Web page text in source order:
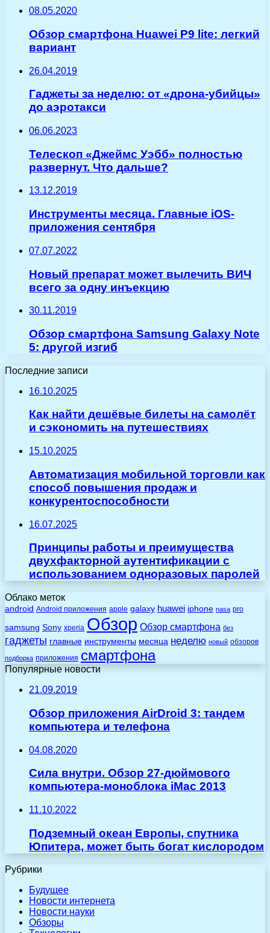
08.05.2020
Обзор смартфона Huawei P9 lite: легкий
вариант
26.04.2019
Гаджеты за неделю: от «дрона-убийцы»
до аэротакси
06.06.2023
Телескоп «Джеймс Уэбб» полностью
развернут. Что дальше?
13.12.2019
Инструменты месяца. Главные iOS-
приложения сентября
07.07.2022
Новый препарат может вылечить ВИЧ
всего за одну инъекцию
30.11.2019
Обзор смартфона Samsung Galaxy Note
5: другой изгиб
Последние записи
16.10.2025
Как найти дешёвые билеты на самолёт
и сэкономить на путешествиях
15.10.2025
Автоматизация мобильной торговли как
способ повышения продаж и
конкурентоспособности
16.07.2025
Принципы работы и преимущества
двухфакторной аутентификации с
использованием одноразовых паролей
Облако меток
android Android приложения apple galaxy huawei iphone nasa pro
samsung Sony xperia Обзор Обзор смартфона без
гаджеты главные инструменты месяца неделю новый обзоров
подборка приложения смартфона
Популярные новости
21.09.2019
Обзор приложения AirDroid 3: тандем
компьютера и телефона
04.08.2020
Сила внутри. Обзор 27-дюймового
компьютера-моноблока iMac 2013
11.10.2022
Подземный океан Европы, спутника
Юпитера, может быть богат кислородом
Рубрики
Будущее
Новости интернета
Новости науки
Обзоры